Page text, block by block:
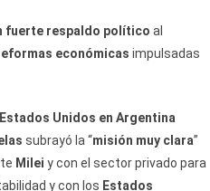
fuerte respaldo político al
económicas impulsadas
Unidos en Argentina
subrayó la “misión muy clara”
Milei y con el sector privado para
y con los Estados